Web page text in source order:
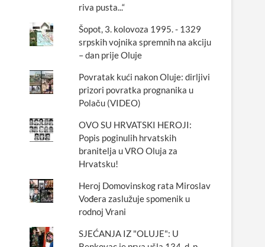
riva pusta...“
Šopot, 3. kolovoza 1995. - 1329
srpskih vojnika spremnih na akciju
– dan prije Oluje
Povratak kući nakon Oluje: dirljivi
prizori povratka prognanika u
Polaču (VIDEO)
OVO SU HRVATSKI HEROJI:
Popis poginulih hrvatskih
branitelja u VRO Oluja za
Hrvatsku!
Heroj Domovinskog rata Miroslav
Vođera zaslužuje spomenik u
rodnoj Vrani
SJEĆANJA IZ "OLUJE": U